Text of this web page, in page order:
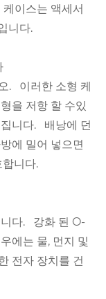
이스는 액세서
니다.
. 이러한 소형 케
을 저항 할 수있
니다. 배낭에 던
에 밀어 넣으면
니다.
니다. 강화 된 O-
에는 물, 먼지 및
전자 장치를 건